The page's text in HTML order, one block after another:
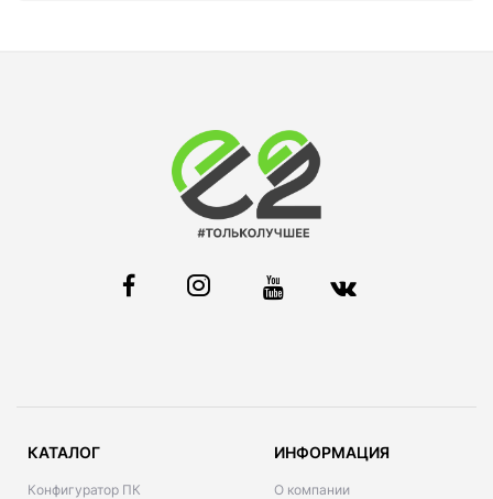
КАТАЛОГ
Конфигуратор ПК
ИНФОРМАЦИЯ
О компании